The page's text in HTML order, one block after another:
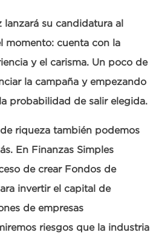
lanzará su candidatura al
momento: cuenta con la
y el carisma. Un poco de
la campaña y empezando
probabilidad de salir elegida.
riqueza también podemos
En Finanzas Simples
de crear Fondos de
invertir el capital de
de empresas
riesgos que la industria